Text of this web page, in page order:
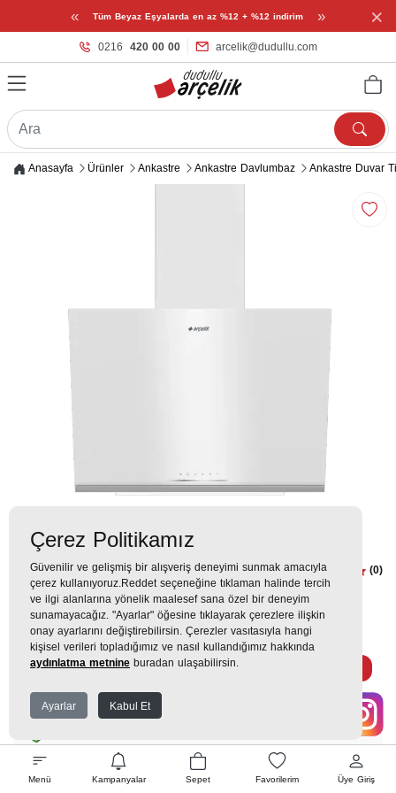
« Tüm Beyaz Eşyalarda en az %12 + %12 indirim » ×
0216 420 00 00 arcelik@dudullu.com
Menü Kampanyalar Sepet Favorilerim Üye Giriş
Anasayfa Ürünler Ankastre Ankastre Davlumbaz Ankastre Duvar
ADE 6062 B1 Ankastre Duvar Tipi
Davlumbaz
(0)
17.699TL
1.731 TLx 9 Taksit = 15.575 TL Ekstra İndirim %12 =
WHATSAPP SİPARİŞ
Çerez Politikamız
Güvenilir ve gelişmiş bir alışveriş deneyimi sunmak amacıyla
çerez kullanıyoruz.Reddet seçeneğine tıklaman halinde tercih
ve ilgi alanlarına yönelik maalesef sana özel bir deneyim
sunamayacağız. "Ayarlar" öğesine tıklayarak çerezlere ilişkin
onay ayarlarını değiştirebilirsin. Çerezler vasıtasıyla hangi
kişisel verileri topladığımız ve nasıl kullandığımız hakkında
aydınlatma metnine buradan ulaşabilirsin.
Ayarlar Kabul Et